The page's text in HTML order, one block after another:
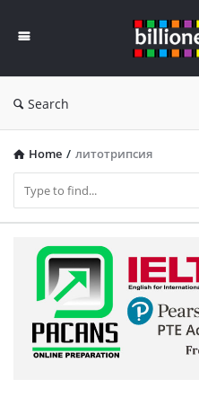
Essays
Search
Home / литотрипсия